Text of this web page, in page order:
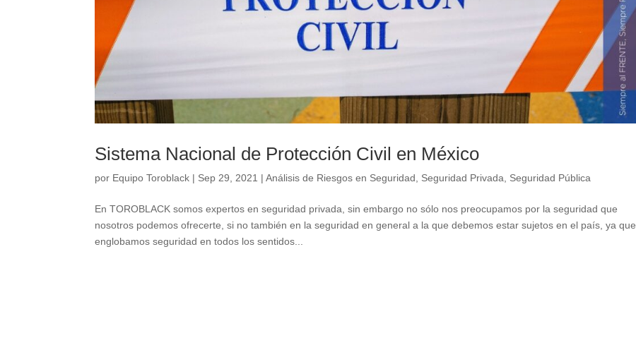
Sistema Nacional de Protección Civil en México
por Equipo Toroblack | Sep 29, 2021 |Análisis de Riesgos en Seguridad Seguridad Privada Seguridad Pública
En TOROBLACK somos expertos en seguridad privada, sin embargo no sólo nos preocupamos por la seguridad que
nosotros podemos ofrecerte, si no también en la seguridad en general a la que debemos estar sujetos en el país, ya que
englobamos seguridad en todos los sentidos...